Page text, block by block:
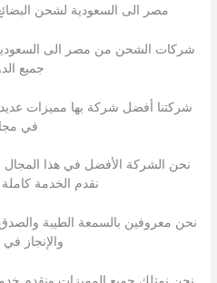
مصر الى السعودية لشحن
شركات الشحن من مصر الى
جميع
شركتنا أفضل شركة بها مميزات
في
نحن الشركة الأفضل في هذا
نقدم الخدمة
نحن معروفين بالسمعة الطيبة
والإنجاز